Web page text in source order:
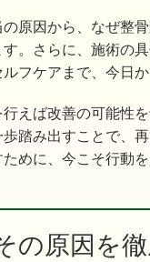
原因から、なぜ整
。さらに、施術の
フケアまで、今日
えば改善の可能性
踏み出すことで、
めに、今こそ行動を
の原因を